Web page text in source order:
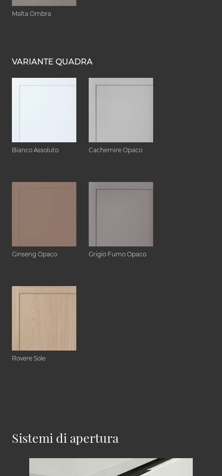
Malta Ombra
VARIANTE QUADRA
Bianco Assoluto Cachemire Opaco
Ginseng Opaco Grigio Fumo Opaco
Rovere Sole
Sistemi di apertura